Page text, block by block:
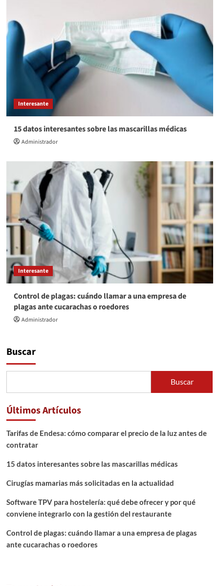
Interesante
15 datos interesantes sobre las mascarillas médicas
Administrador
Interesante
Control de plagas: cuándo llamar a una empresa de
plagas ante cucarachas o roedores
Administrador
Buscar
Buscar
Últimos Artículos
Tarifas de Endesa: cómo comparar el precio de la luz antes de
contratar
15 datos interesantes sobre las mascarillas médicas
Cirugías mamarias más solicitadas en la actualidad
Software TPV para hostelería: qué debe ofrecer y por qué
conviene integrarlo con la gestión del restaurante
Control de plagas: cuándo llamar a una empresa de plagas
ante cucarachas o roedores